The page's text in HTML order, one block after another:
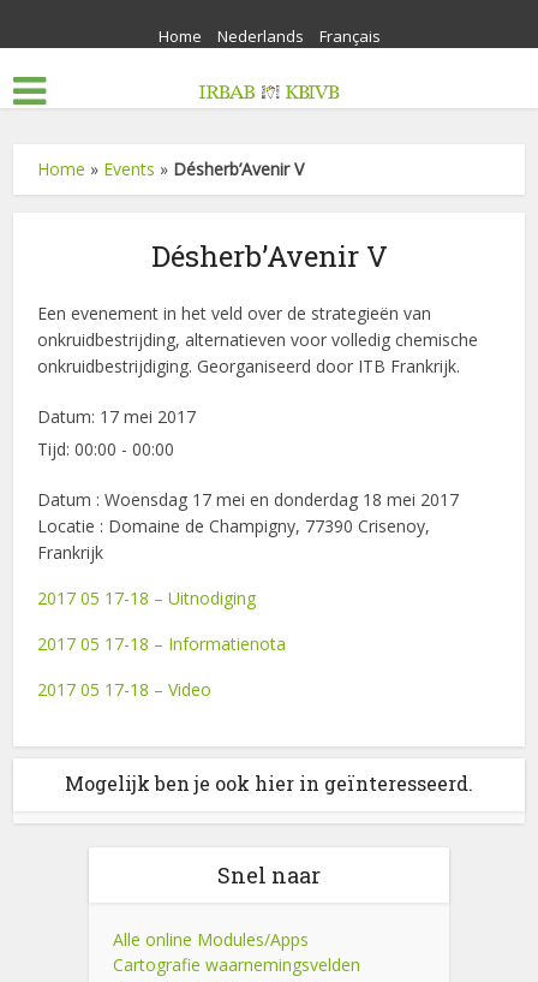
Home Nederlands Français
Home » Events » Désherb’Avenir V
Désherb’Avenir V
Een evenement in het veld over de strategieën van
onkruidbestrijding, alternatieven voor volledig chemische
onkruidbestrijdiging. Georganiseerd door ITB Frankrijk.
Datum: 17 mei 2017
Tijd:00:00 - 00:00
Datum : Woensdag 17 mei en donderdag 18 mei 2017
Locatie : Domaine de Champigny, 77390 Crisenoy,
Frankrijk
2017 05 17-18 – Uitnodiging
2017 05 17-18 – Informatienota
2017 05 17-18 – Video
Mogelijk ben je ook hier in geïnteresseerd.
Snel naar
Alle online Modules/Apps
Cartografie waarnemingsvelden